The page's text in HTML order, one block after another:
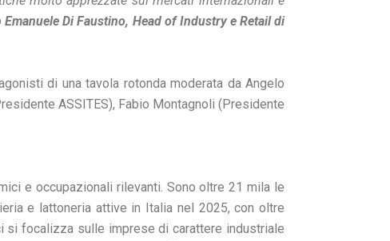
Emanuele Di Faustino, Head of Industry e Retail di
di una tavola rotonda moderata da Angelo
ASSITES), Fabio Montagnoli (Presidente
e occupazionali rilevanti. Sono oltre 21 mila le
e lattoneria attive in Italia nel 2025, con oltre
si focalizza sulle imprese di carattere industriale